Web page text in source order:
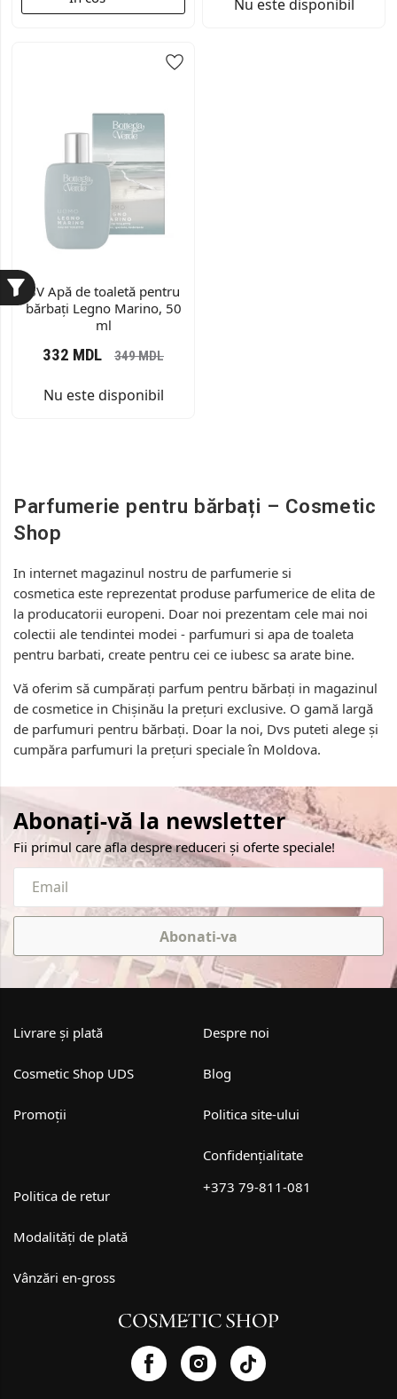
Nu este disponibil
BV Apă de toaletă pentru
bărbați Legno Marino, 50
ml
332 MDL 349MDL
Nu este disponibil
Parfumerie pentru bărbați – Cosmetic
Shop
In internet magazinul nostru de parfumerie si
cosmetica este reprezentat produse parfumerice de elita de
la producatorii europeni. Doar noi prezentam cele mai noi
colectii ale tendintei modei - parfumuri si apa de toaleta
pentru barbati, create pentru cei ce iubesc sa arate bine.
Vă oferim să cumpărați parfum pentru bărbați in magazinul
de cosmetice in Chișinău la prețuri exclusive. O gamă largă
de parfumuri pentru bărbați. Doar la noi, Dvs puteti alege și
cumpăra parfumuri la prețuri speciale în Moldova.
Abonați-vă la newsletter
Fii primul care afla despre reduceri și oferte speciale!
Abonati-va
Livrare și plată
Cosmetic Shop UDS
Promoții
Despre noi
Blog
Politica site-ului
Confidențialitate
Politica de retur
Modalități de plată
Vânzări en-gross
+373 79-811-081